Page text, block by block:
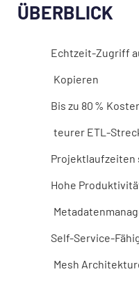
ÜBERBLICK
Echtzeit-Zugriff
Kopieren
Bis zu 80 %
teurer ETL-
Projektlaufzeiten
Hohe
Self-Service-
Mesh